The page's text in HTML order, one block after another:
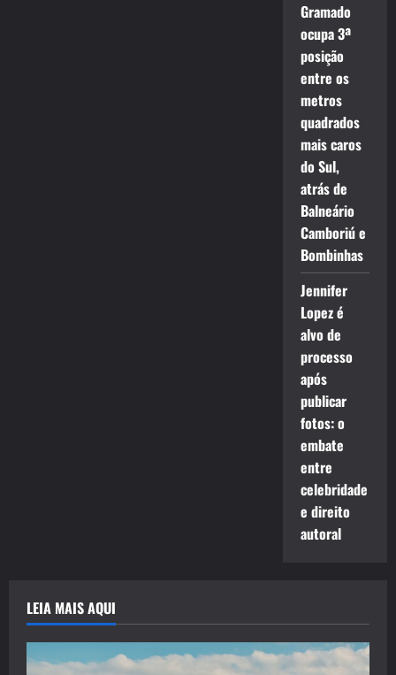
Gramado
ocupa 3ª
posição
entre os
metros
quadrados
mais caros
do Sul,
atrás de
Balneário
Camboriú e
Bombinhas
Jennifer
Lopez é
alvo de
processo
após
publicar
fotos: o
embate
entre
celebridade
e direito
autoral
LEIA MAIS AQUI